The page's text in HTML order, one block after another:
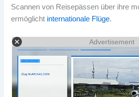
Scannen von Reisepässen über ihre
ermöglicht internationale Flüge.
Advertisement